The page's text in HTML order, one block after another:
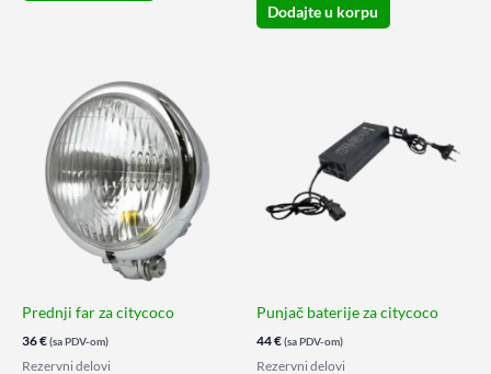
Dodajte u korpu
Prednji far za citycoco
36€(sa PDV-om)
Rezervni delovi
Punjač baterije za citycoco
44€(sa PDV-om)
Rezervni delovi